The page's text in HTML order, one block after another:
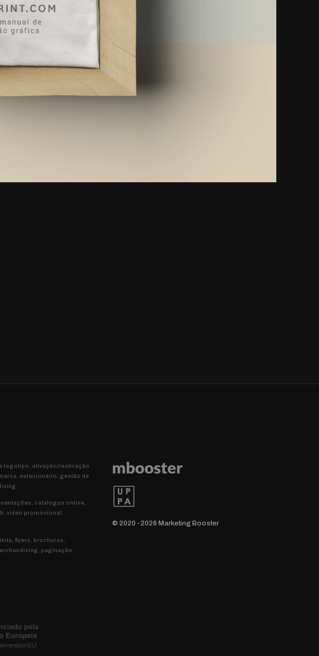
logótipo, ativação/reativação
estacionário, gestão de
catálogos online,
video promocional,
flyers, brochuras,
paginação,
© 2020 - 2026 Marketing Booster